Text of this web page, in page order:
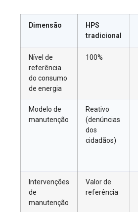
Dimensão
HPS
tradicional
Nível de
referência
do consumo
de energia
100%
Modelo de
manutenção
Reativo
(denúncias
dos
cidadãos)
Intervenções
de
manutenção
Valor de
referência